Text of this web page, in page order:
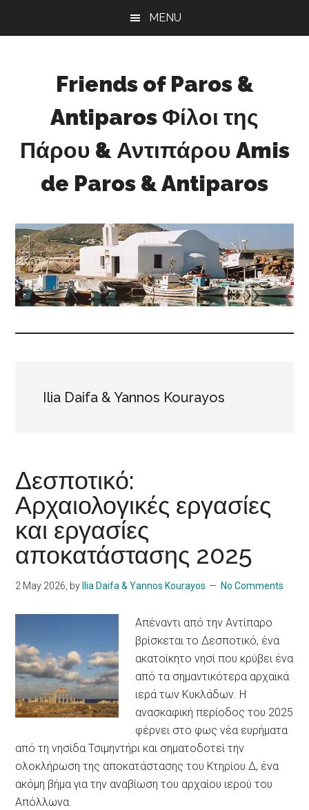
MENU
Friends of Paros &
Antiparos Φίλοι της
Πάρου & Αντιπάρου Amis
de Paros & Antiparos
development
for
Paros
&
Antiparos
Ilia Daifa & Yannos Kourayos
Δεσποτικό:
Αρχαιολογικές εργασίες
και εργασίες
αποκατάστασης 2025
2 May 2026, by Ilia Daifa & Yannos Kourayos No Comments
Απέναντι από την Αντίπαρο
βρίσκεται το Δεσποτικό, ένα
ακατοίκητο νησί που κρύβει ένα
από τα σημαντικότερα αρχαϊκά
ιερά των Κυκλάδων. Η
ανασκαφική περίοδος του 2025
φέρνει στο φως νέα ευρήματα
από τη νησίδα Τσιμηντήρι και σηματοδοτεί την
ολοκλήρωση της αποκατάστασης του Κτηρίου Δ, ένα
ακόμη βήμα για την αναβίωση του αρχαίου ιερού του
Απόλλωνα.